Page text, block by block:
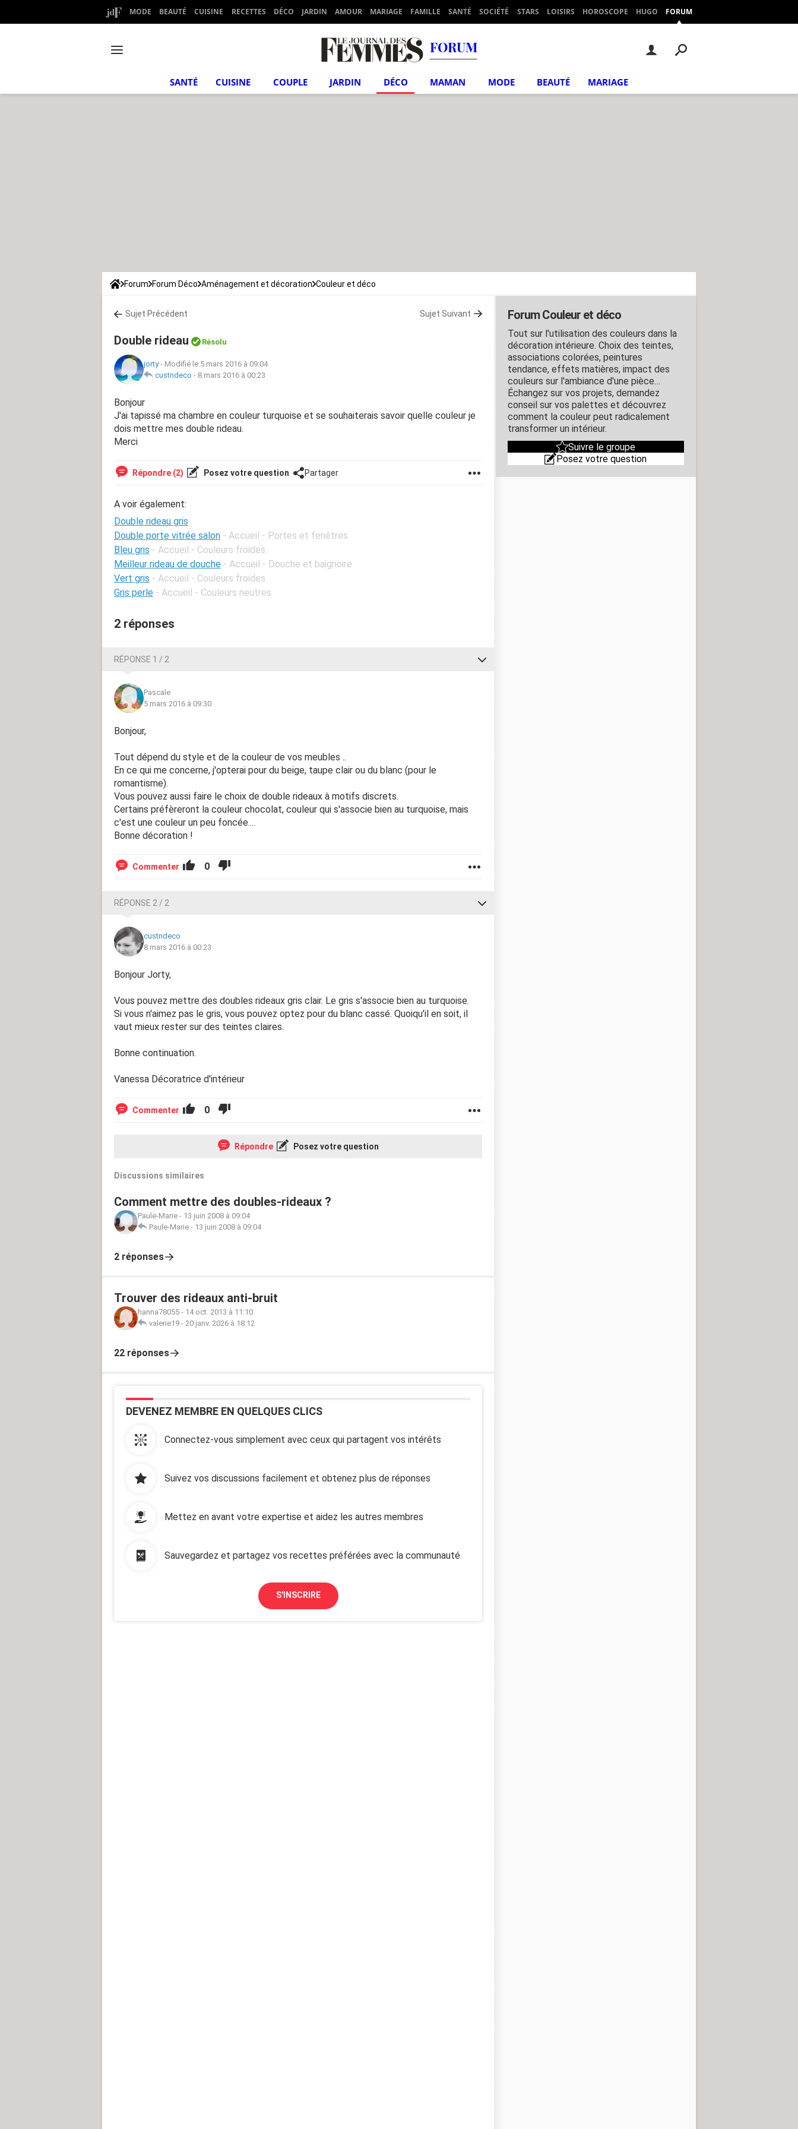
MODE BEAUTÉ CUISINE RECETTES DÉCO JARDIN AMOUR MARIAGE FAMILLE SANTÉ SOCIÉTÉ STARS LOISIRS HOROSCOPE HUGO FORUM
FORUM
SANTÉ CUISINE COUPLE JARDIN DÉCO MAMAN MODE BEAUTÉ MARIAGE
Forum Forum Déco Aménagement et décoration Couleur et déco
Sujet Précédent Sujet Suivant
Double rideau Résolu
jorty- Modifié le 5 mars 2016 à 09:04
custndeco - 8 mars 2016 à 00:23
Bonjour
J'ai tapissé ma chambre en couleur turquoise et se souhaiterais savoir quelle couleur je
dois mettre mes double rideau.
Merci
Répondre (2) Posez votre question Partager
A voir également:
Double rideau gris
Double porte vitrée salon - Accueil - Portes et fenêtres
Bleu gris - Accueil - Couleurs froides
Meilleur rideau de douche - Accueil - Douche et baignoire
Vert gris - Accueil - Couleurs froides
Gris perle - Accueil - Couleurs neutres
2 réponses
RÉPONSE 1 / 2
Pascale
5 mars 2016 à 09:30
Bonjour,
Tout dépend du style et de la couleur de vos meubles ..
En ce qui me concerne, j'opterai pour du beige, taupe clair ou du blanc (pour le
romantisme).
Vous pouvez aussi faire le choix de double rideaux à motifs discrets.
Certains préfèreront la couleur chocolat, couleur qui s'associe bien au turquoise, mais
c'est une couleur un peu foncée....
Bonne décoration !
Commenter 0
RÉPONSE 2 / 2
custndeco
8 mars 2016 à 00:23
Bonjour Jorty,
Vous pouvez mettre des doubles rideaux gris clair. Le gris s'associe bien au turquoise.
Si vous n'aimez pas le gris, vous pouvez optez pour du blanc cassé. Quoiqu'il en soit, il
vaut mieux rester sur des teintes claires.
Bonne continuation.
Vanessa Décoratrice d'intérieur
Commenter 0
Répondre Posez votre question
Discussions similaires
Comment mettre des doubles-rideaux ?
Paule-Marie - 13 juin 2008 à 09:04
Paule-Marie - 13 juin 2008 à 09:04
2 réponses
Trouver des rideaux anti-bruit
hanna78055 - 14 oct. 2013 à 11:10
valerie19 - 20 janv. 2026 à 18:12
22 réponses
DEVENEZ MEMBRE EN QUELQUES CLICS
Connectez-vous simplement avec ceux qui partagent vos intérêts
Suivez vos discussions facilement et obtenez plus de réponses
Mettez en avant votre expertise et aidez les autres membres
Sauvegardez et partagez vos recettes préférées avec la communauté
S'INSCRIRE
Forum Couleur et déco
Tout sur l'utilisation des couleurs dans la
décoration intérieure. Choix des teintes,
associations colorées, peintures
tendance, effets matières, impact des
couleurs sur l'ambiance d'une pièce…
Échangez sur vos projets, demandez
conseil sur vos palettes et découvrez
comment la couleur peut radicalement
transformer un intérieur.
Suivre le groupe
Posez votre question